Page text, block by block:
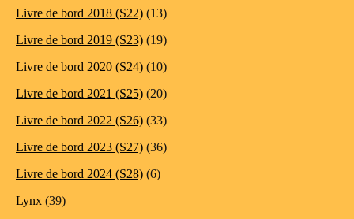
Livre de bord 2018 (S22) (13)
Livre de bord 2019 (S23) (19)
Livre de bord 2020 (S24) (10)
Livre de bord 2021 (S25) (20)
Livre de bord 2022 (S26) (33)
Livre de bord 2023 (S27) (36)
Livre de bord 2024 (S28) (6)
Lynx (39)